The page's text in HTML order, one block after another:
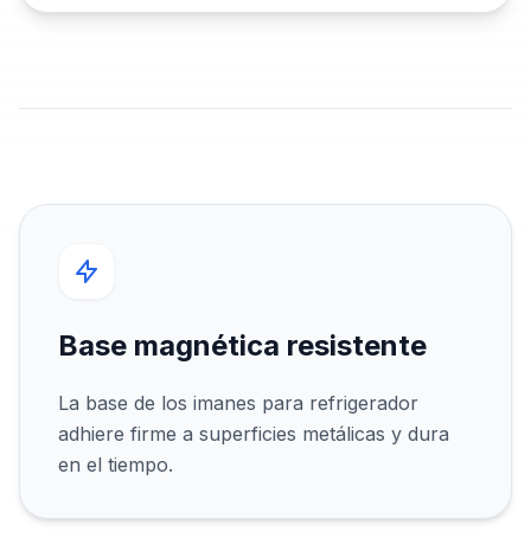
Base magnética resistente
La base de los imanes para refrigerador
adhiere firme a superficies metálicas y dura
en el tiempo.